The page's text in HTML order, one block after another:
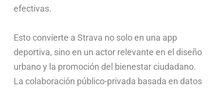
efectivas.
Esto convierte a Strava no solo en una app
deportiva, sino en un actor relevante en el diseño
urbano y la promoción del bienestar ciudadano.
La colaboración público-privada basada en datos